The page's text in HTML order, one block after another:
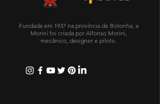
Fundada em 1937 na província de Bolonha, a
Morini foi criada por Alfonso Morini,
mecânico, designer e piloto.